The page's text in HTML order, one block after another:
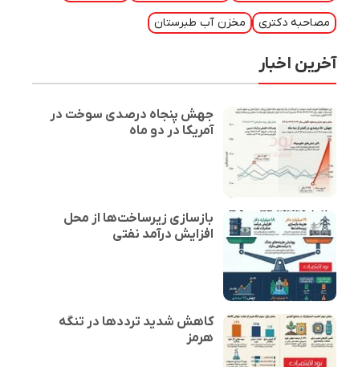
مصاحبه دکتری مخزن آب طبرستان
آخرین اخبار
جهش پنجاه درصدی سوخت در
آمریکا در دو ماه
بازسازی زیرساخت‌ها از محل
افزایش درآمد نفتی
کاهش شدید ترددها در تنگه
هرمز